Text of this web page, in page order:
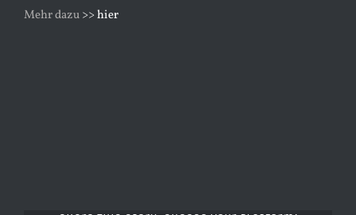
Mehr dazu>> hier